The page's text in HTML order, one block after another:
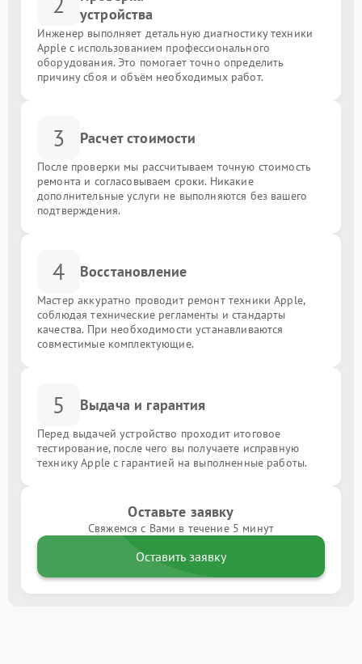
устройства
Инженер выполняет детальную диагностику техники
Apple с использованием профессионального
оборудования. Это помогает точно определить
причину сбоя и объём необходимых работ.
3 Расчет стоимости
После проверки мы рассчитываем точную стоимость
ремонта и согласовываем сроки. Никакие
дополнительные услуги не выполняются без вашего
подтверждения.
4 Восстановление
Мастер аккуратно проводит ремонт техники Apple,
соблюдая технические регламенты и стандарты
качества. При необходимости устанавливаются
совместимые комплектующие.
5 Выдача и гарантия
Перед выдачей устройство проходит итоговое
тестирование, после чего вы получаете исправную
технику Apple с гарантией на выполненные работы.
Оставьте заявку
Свяжемся с Вами в течение 5 минут
Оставить заявку